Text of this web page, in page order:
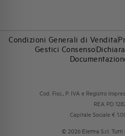
Condizioni Generali di Vendita
Gestici Consenso
Cod. Fisc., P. IVA e Registro
REA PD
Capitale Sociale €
© 2026 Elettra S.r.l.